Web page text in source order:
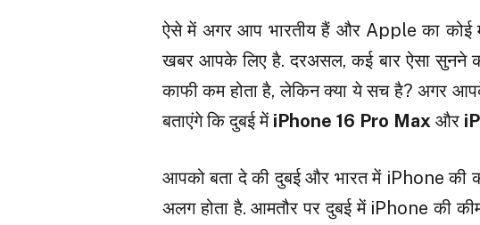
ऐसे में अगर आप भारतीय हैं और Apple का कोई
खबर आपके लिए है. दरअसल, कई बार ऐसा सुनने
काफी कम होता है, लेकिन क्या ये सच है? अगर
बताएंगे कि दुबई में iPhone 16 Pro Max और
आपको बता दे की दुबई और भारत में iPhone की
अलग होता है. आमतौर पर दुबई में iPhone की